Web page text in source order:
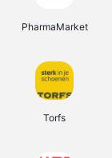
PharmaMarket
Torfs